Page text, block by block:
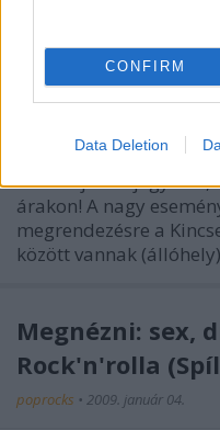
CONFIRM
Data Deletion
miegymás....
2009. február 13.
Először is Madonna
Ticketpro Február
koncertjére a
árakon! A nagy
megrendezésre a
között vannak
Megnézni: sex,
Rock'n'rolla
poprocks • 2009. január 04.